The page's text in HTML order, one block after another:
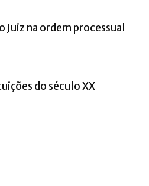
Juiz na ordem processual
do século XX